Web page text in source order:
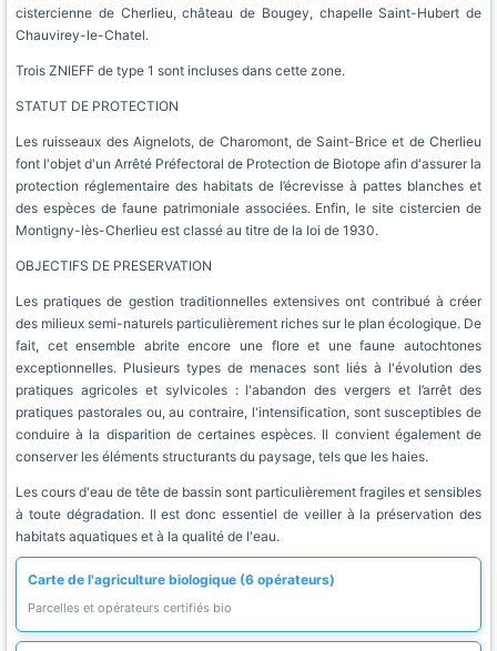
cistercienne de Cherlieu, château de Bougey, chapelle Saint-Hubert de
Chauvirey-le-Chatel.
Trois ZNIEFF de type 1 sont incluses dans cette zone.
STATUT DE PROTECTION
Les ruisseaux des Aignelots, de Charomont, de Saint-Brice et de Cherlieu
font l'objet d'un Arrêté Préfectoral de Protection de Biotope afin d'assurer la
protection réglementaire des habitats de l’écrevisse à pattes blanches et
des espèces de faune patrimoniale associées. Enfin, le site cistercien de
Montigny-lès-Cherlieu est classé au titre de la loi de 1930.
OBJECTIFS DE PRESERVATION
Les pratiques de gestion traditionnelles extensives ont contribué à créer
des milieux semi-naturels particulièrement riches sur le plan écologique. De
fait, cet ensemble abrite encore une flore et une faune autochtones
exceptionnelles. Plusieurs types de menaces sont liés à l'évolution des
pratiques agricoles et sylvicoles : l'abandon des vergers et l’arrêt des
pratiques pastorales ou, au contraire, l'intensification, sont susceptibles de
conduire à la disparition de certaines espèces. Il convient également de
conserver les éléments structurants du paysage, tels que les haies.
Les cours d'eau de tête de bassin sont particulièrement fragiles et sensibles
à toute dégradation. Il est donc essentiel de veiller à la préservation des
habitats aquatiques et à la qualité de l'eau.
Carte de l'agriculture biologique (6 opérateurs)
Parcelles et opérateurs certifiés bio